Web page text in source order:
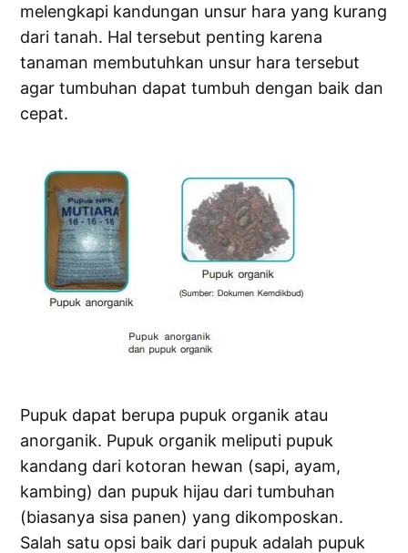
melengkapi kandungan unsur hara yang kurang
dari tanah. Hal tersebut penting karena
tanaman membutuhkan unsur hara tersebut
agar tumbuhan dapat tumbuh dengan baik dan
cepat.
Pupuk dapat berupa pupuk organik atau
anorganik. Pupuk organik meliputi pupuk
kandang dari kotoran hewan (sapi, ayam,
kambing) dan pupuk hijau dari tumbuhan
(biasanya sisa panen) yang dikomposkan.
Salah satu opsi baik dari pupuk adalah pupuk